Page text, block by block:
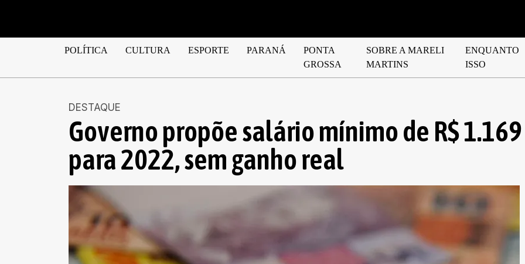
POLÍTICA CULTURA ESPORTE PARANÁ
PONTA
GROSSA
SOBRE A MARELI
MARTINS
ENQUANTO
ISSO
DESTAQUE
Governo propõe salário mínimo de R$ 1.169
para 2022, sem ganho real